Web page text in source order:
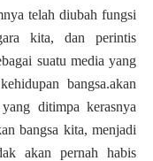
telah diubah fungsi
kita, dan perintis
suatu media yang
bangsa.akan
ditimpa kerasnya
bangsa kita, menjadi
akan pernah habis